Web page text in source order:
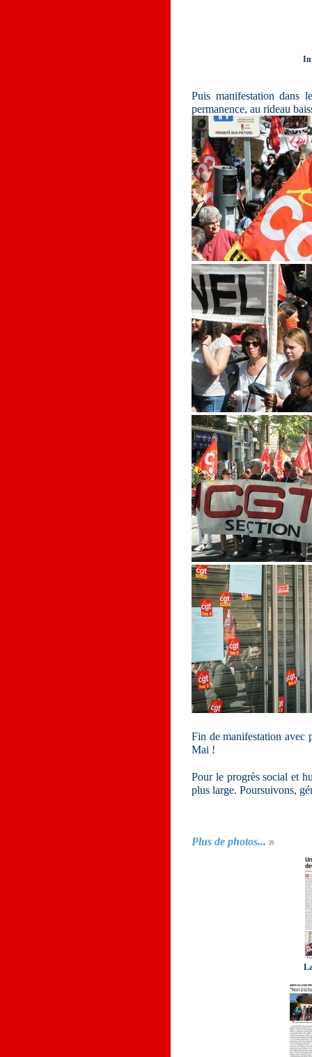
Puis manifestation dans
permanence, au rideau
Fin de manifestation avec
Mai !
Pour le progrès social et
plus large. Poursuivons,
Plus de photos...